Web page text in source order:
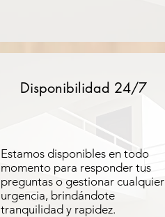
Disponibilidad 24/7
Estamos disponibles en todo
momento para responder tus
preguntas o gestionar cualquier
urgencia, brindándote
tranquilidad y rapidez.